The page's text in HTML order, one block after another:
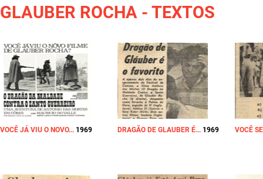
GLAUBER ROCHA - TEXTOS
VOCÊ JÁ VIU O NOVO... 1969 DRAGÃO DE GLAUBER É... 1969 VOCÊ
FORMULÁRIO DE BUSCA